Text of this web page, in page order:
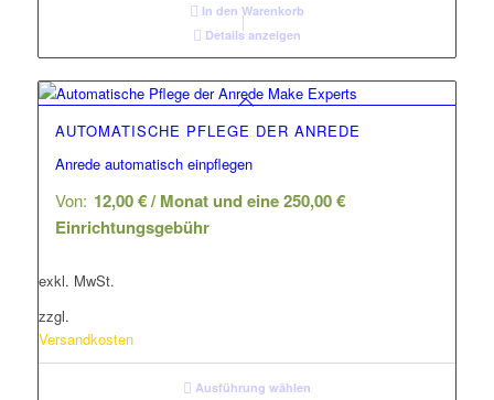
In den Warenkorb
Details anzeigen
AUTOMATISCHE PFLEGE DER ANREDE
Anrede automatisch einpflegen
Von: 12,00€ / Monat und eine250,00€
Einrichtungsgebühr
exkl. MwSt.
zzgl.
Versandkosten
Ausführung wählen